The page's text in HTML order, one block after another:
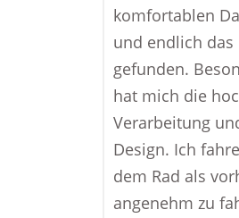
komfortablen
und endlich das
gefunden.
hat mich die
Verarbeitung
Design. Ich
dem Rad als
angenehm zu